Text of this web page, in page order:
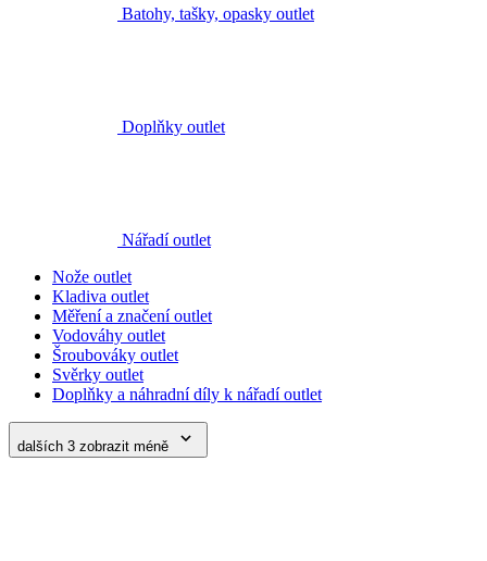
Vodováhy outlet
Svěrky outlet
Doplňky a náhradní díly k nářadí outlet
dalších 3 zobrazit méně